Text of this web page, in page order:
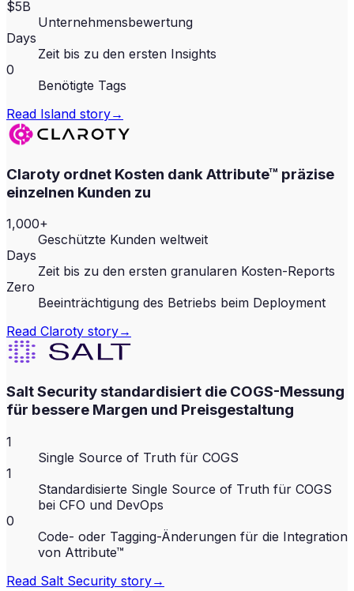
$5B
Unternehmensbewertung
Days
Zeit bis zu den ersten Insights
0
Benötigte Tags
Read Island story→
Claroty ordnet Kosten dank Attribute™ präzise
einzelnen Kunden zu
1,000+
Geschützte Kunden weltweit
Days
Zeit bis zu den ersten granularen Kosten-Reports
Zero
Beeinträchtigung des Betriebs beim Deployment
Read Claroty story→
Salt Security standardisiert die COGS-Messung
für bessere Margen und Preisgestaltung
1
Single Source of Truth für COGS
1
Standardisierte Single Source of Truth für COGS
bei CFO und DevOps
0
Code- oder Tagging-Änderungen für die Integration
von Attribute™
Read Salt Security story→